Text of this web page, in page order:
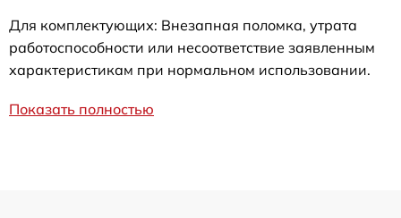
Для комплектующих: Внезапная поломка, утрата
работоспособности или несоответствие заявленным
характеристикам при нормальном использовании.
Показать полностью